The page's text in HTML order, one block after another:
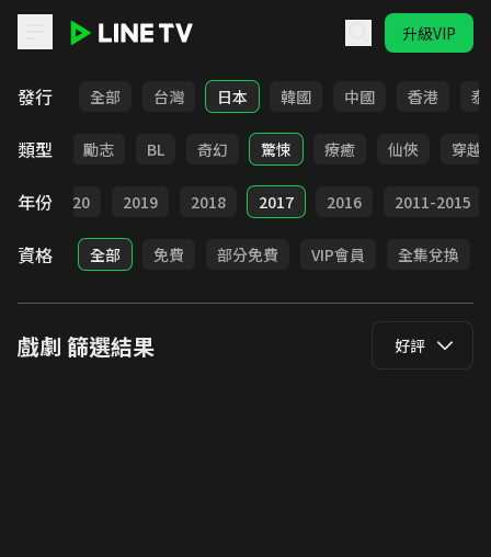
升級VIP
發行 全部 台灣 日本 韓國 中國 香港 泰
類型
喜劇 勵志 BL 奇幻 驚悚 療癒 仙俠 穿越
年份 2020 2019 2018 2017 2016 2011-2015
資格 全部 免費 部分免費 VIP會員 全集兌換
戲劇 篩選結果 好評